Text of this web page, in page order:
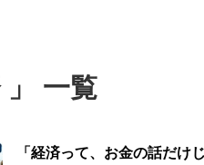
」 一覧
「経済って、お金の話だけ